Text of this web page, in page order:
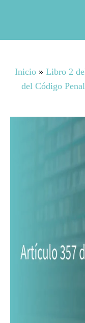
Inicio » Libro 2
del Código Penal